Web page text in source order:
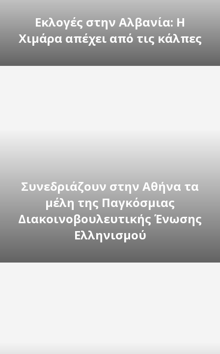
Εκλογές στην Αλβανία: Η
Χιμάρα απέχει από τις κάλπες
Συνεδριάζουν στην Αθήνα τα
μέλη της Παγκόσμιας
Διακοινοβουλευτικής Ένωσης
Ελληνισμού